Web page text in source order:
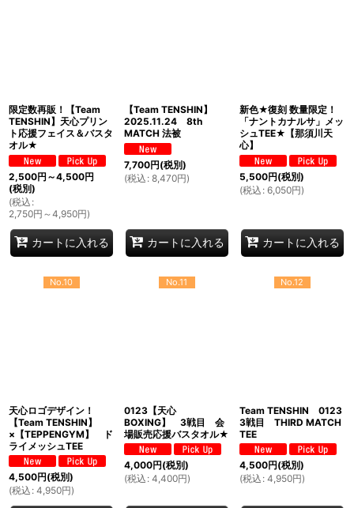
限定数再販！【Team
TENSHIN】天心プリン
ト応援フェイス＆バスタ
オル★
2,500円 ～4,500円
(税別)
(税込 :
2,750円 ～4,950円)
カートに入れる
【Team TENSHIN】
2025.11.24 8th
MATCH 法被
7,700円(税別)
(税込 : 8,470円)
カートに入れる
新色★復刻 数量限定！
「ナントカナルサ」メッ
シュTEE★【那須川天
心】
5,500円(税別)
(税込 : 6,050円)
カートに入れる
No.10
天心ロゴデザイン！
【Team TENSHIN】
×【TEPPENGYM】 ド
ライメッシュTEE
4,500円(税別)
(税込 : 4,950円)
No.11
0123【天心
BOXING】 3戦目 会
場販売応援バスタオル★
4,000円(税別)
(税込 : 4,400円)
No.12
Team TENSHIN 0123
3戦目 THIRD MATCH
TEE
4,500円(税別)
(税込 : 4,950円)